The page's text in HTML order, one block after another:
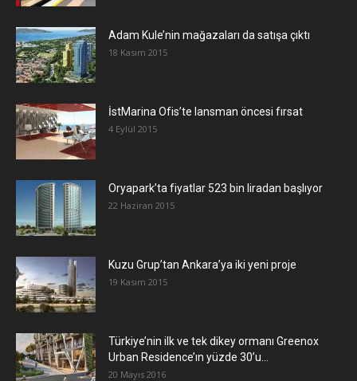
Adam Kule’nin mağazaları da satışa çıktı
18 Kasım 2015
İstMarina Ofis’te lansman öncesi fırsat
4 Eylül 2015
Oryapark’ta fiyatlar 523 bin liradan başlıyor
22 Haziran 2015
​Kuzu Grup’tan Ankara’ya iki yeni proje
19 Kasım 2015
Türkiye’nin ilk ve tek dikey ormanı Greenox
Urban Residence’ın yüzde 30’u...
20 Mayıs 2016